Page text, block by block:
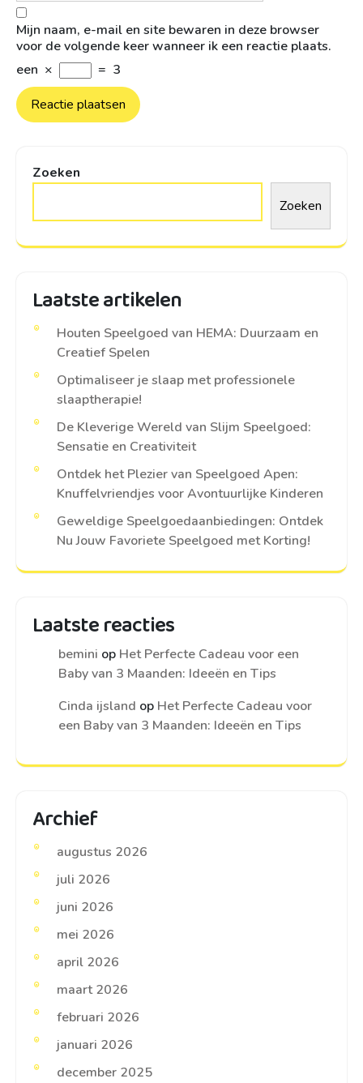
Mijn naam, e-mail en site bewaren in deze browser
voor de volgende keer wanneer ik een reactie plaats.
een × = 3
Zoeken
Zoeken
Laatste artikelen
Houten Speelgoed van HEMA: Duurzaam en
Creatief Spelen
Optimaliseer je slaap met professionele
slaaptherapie!
De Kleverige Wereld van Slijm Speelgoed:
Sensatie en Creativiteit
Ontdek het Plezier van Speelgoed Apen:
Knuffelvriendjes voor Avontuurlijke Kinderen
Geweldige Speelgoedaanbiedingen: Ontdek
Nu Jouw Favoriete Speelgoed met Korting!
Laatste reacties
bemini op Het Perfecte Cadeau voor een
Baby van 3 Maanden: Ideeën en Tips
Cinda ijsland op Het Perfecte Cadeau voor
een Baby van 3 Maanden: Ideeën en Tips
Archief
augustus 2026
juli 2026
juni 2026
mei 2026
april 2026
maart 2026
februari 2026
januari 2026
december 2025